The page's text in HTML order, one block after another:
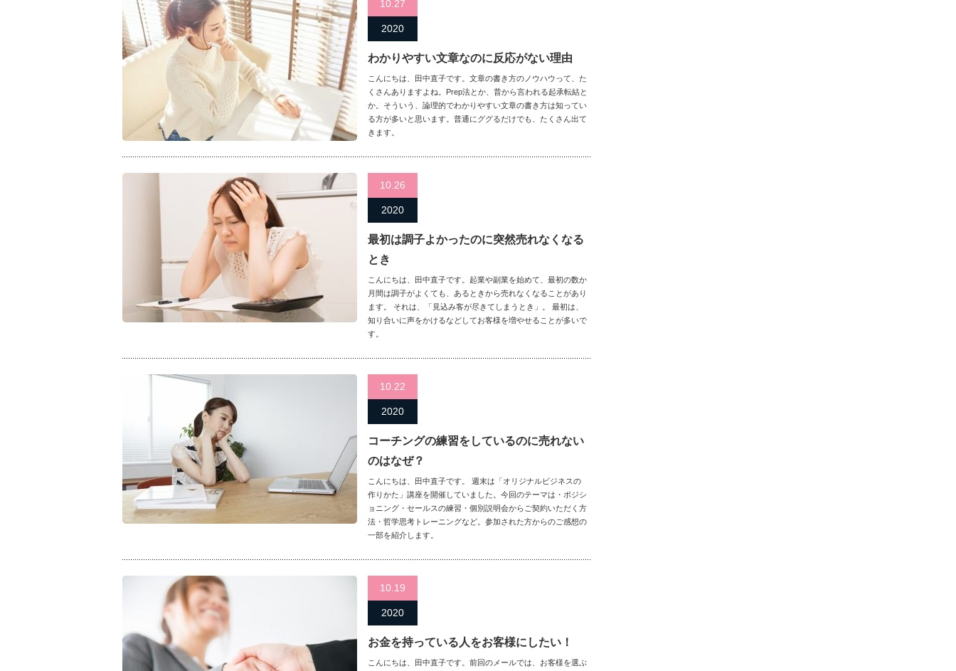
10.27
2020
わかりやすい文章なのに反応がない理由
こんにちは、田中直子です。文章の書き方のノウハウって、た
くさんありますよね。Prep法とか、昔から言われる起承転結と
か。そういう、論理的でわかりやすい文章の書き方は知ってい
る方が多いと思います。普通にググるだけでも、たくさん出て
きます。
10.26
2020
最初は調子よかったのに突然売れなくなる
とき
こんにちは、田中直子です。起業や副業を始めて、最初の数か
月間は調子がよくても、あるときから売れなくなることがあり
ます。 それは、「見込み客が尽きてしまうとき」。 最初は、
知り合いに声をかけるなどしてお客様を増やせることが多いで
す。
10.22
2020
コーチングの練習をしているのに売れない
のはなぜ？
こんにちは、田中直子です。 週末は「オリジナルビジネスの
作りかた」講座を開催していました。今回のテーマは・ポジシ
ョニング・セールスの練習・個別説明会からご契約いただく方
法・哲学思考トレーニングなど。参加された方からのご感想の
一部を紹介します。
10.19
2020
お金を持っている人をお客様にしたい！
こんにちは、田中直子です。前回のメールでは、お客様を選ぶ